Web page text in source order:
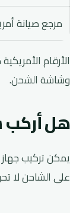
مرجع صيانة أمريكي
وشاشة الشحن.
هل أركب شاحن
على الشاحن لا تحول سيارة